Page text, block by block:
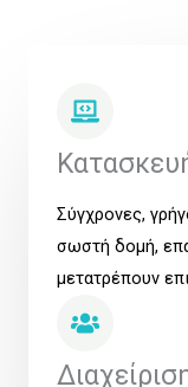
Σύγχρονες,
σωστή δομή,
μετατρέπουν